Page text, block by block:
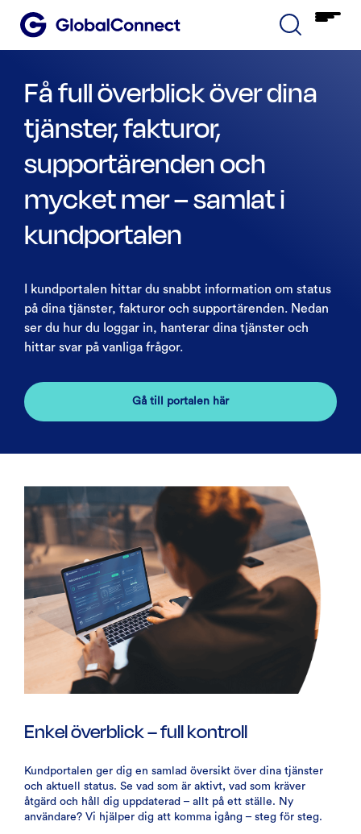
Få full överblick över dina
tjänster, fakturor,
supportärenden och
mycket mer – samlat i
kundportalen
I kundportalen hittar du snabbt information om status
på dina tjänster, fakturor och supportärenden. Nedan
ser du hur du loggar in, hanterar dina tjänster och
hittar svar på vanliga frågor.
Gå till portalen här
Enkel överblick – full kontroll
Kundportalen ger dig en samlad översikt över dina tjänster
och aktuell status. Se vad som är aktivt, vad som kräver
åtgärd och håll dig uppdaterad – allt på ett ställe. Ny
användare? Vi hjälper dig att komma igång – steg för steg.